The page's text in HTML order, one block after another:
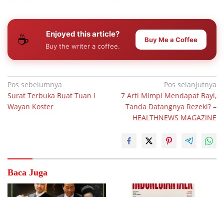
☕ Enjoyed this article?
Buy the writer a coffee.
Buy Me a Coffee
Navigasi
pos
Pos sebelumnya
Surat Terbuka Buat Tuan I
Wayan Koster
Pos selanjutnya
7 Arti Mimpi Mendapat Bayi,
Tanda Datangnya Rezeki? –
HEALTHNEWS MAGAZINE
Baca Juga